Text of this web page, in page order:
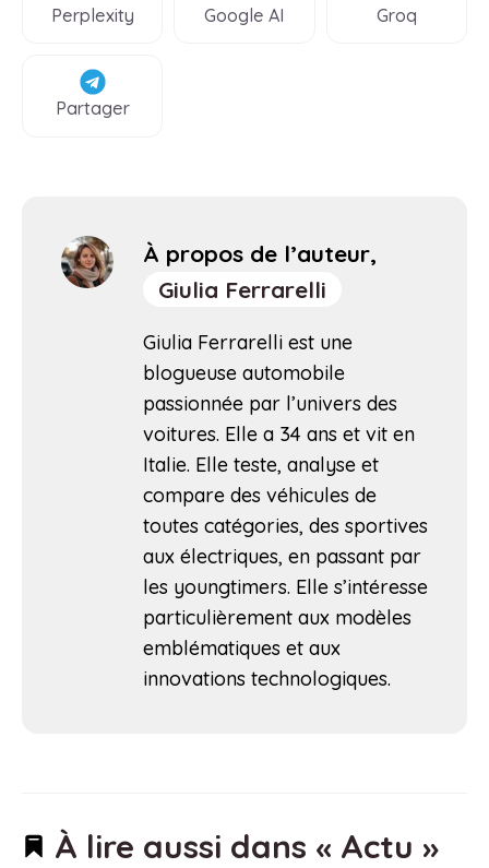
Perplexity
Google AI
Groq
Partager
À propos de l’auteur,
Giulia Ferrarelli
Giulia Ferrarelli est une
blogueuse automobile
passionnée par l’univers des
voitures. Elle a 34 ans et vit en
Italie. Elle teste, analyse et
compare des véhicules de
toutes catégories, des sportives
aux électriques, en passant par
les youngtimers. Elle s’intéresse
particulièrement aux modèles
emblématiques et aux
innovations technologiques.
À lire aussi dans « Actu »